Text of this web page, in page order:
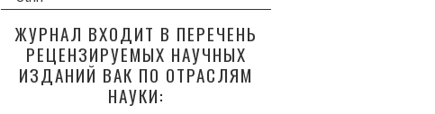
ЖУРНАЛ ВХОДИТ В ПЕРЕЧЕНЬ
РЕЦЕНЗИРУЕМЫХ НАУЧНЫХ
ИЗДАНИЙ ВАК ПО ОТРАСЛЯМ
НАУКИ: